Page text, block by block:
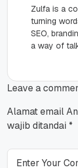
Zulfa is a
turning
SEO,
a way of
Leave a
Alamat email
wajib ditandai *